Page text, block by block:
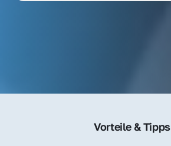
Vorteile & Tipps